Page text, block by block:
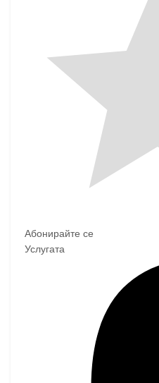
Абонирайте се
Услугата